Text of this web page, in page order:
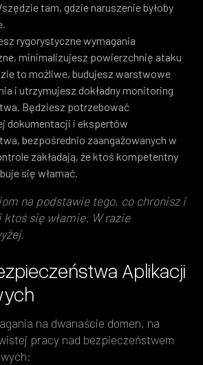
tam, gdzie naruszenie byłoby
rygorystyczne wymagania
minimalizujesz powierzchnię ataku
to możliwe, budujesz warstwowe
i utrzymujesz dokładny monitoring
Będziesz potrzebować
dokumentacji i ekspertów
bezpośrednio zaangażowanych w
zakładają, że ktoś kompetentny
się włamać.
na podstawie tego, co chronisz i
się włamie. W razie
Aplikacji
na dwanaście domen, na
pracy nad bezpieczeństwem